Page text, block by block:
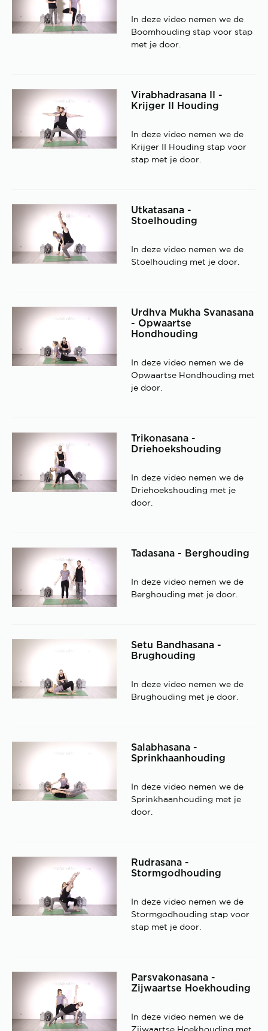
In deze video nemen we de
Boomhouding stap voor stap
met je door.
Virabhadrasana II -
Krijger II Houding
In deze video nemen we de
Krijger II Houding stap voor
stap met je door.
Utkatasana -
Stoelhouding
In deze video nemen we de
Stoelhouding met je door.
Urdhva Mukha Svanasana
- Opwaartse
Hondhouding
In deze video nemen we de
Opwaartse Hondhouding met
je door.
Trikonasana -
Driehoekshouding
In deze video nemen we de
Driehoekshouding met je
door.
Tadasana - Berghouding
In deze video nemen we de
Berghouding met je door.
Setu Bandhasana -
Brughouding
In deze video nemen we de
Brughouding met je door.
Salabhasana -
Sprinkhaanhouding
In deze video nemen we de
Sprinkhaanhouding met je
door.
Rudrasana -
Stormgodhouding
In deze video nemen we de
Stormgodhouding stap voor
stap met je door.
Parsvakonasana -
Zijwaartse Hoekhouding
In deze video nemen we de